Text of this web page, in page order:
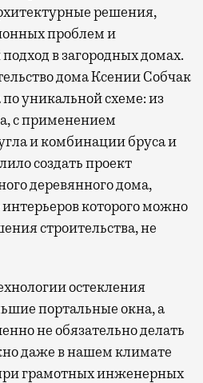
решения,
проблем и
в загородных домах.
дома Ксении Собчак
уникальной схеме: из
с применением
и комбинации бруса и
создать проект
деревянного дома,
которого можно
строительства, не
остекления
портальные окна, а
не обязательно делать
даже в нашем климате
грамотных инженерных